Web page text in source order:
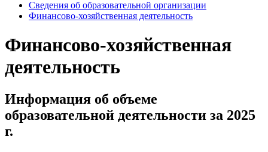
Сведения об образовательной организации
Финансово-хозяйственная деятельность
Финансово-хозяйственная
деятельность
Информация об объеме
образовательной деятельности за 2025
г.